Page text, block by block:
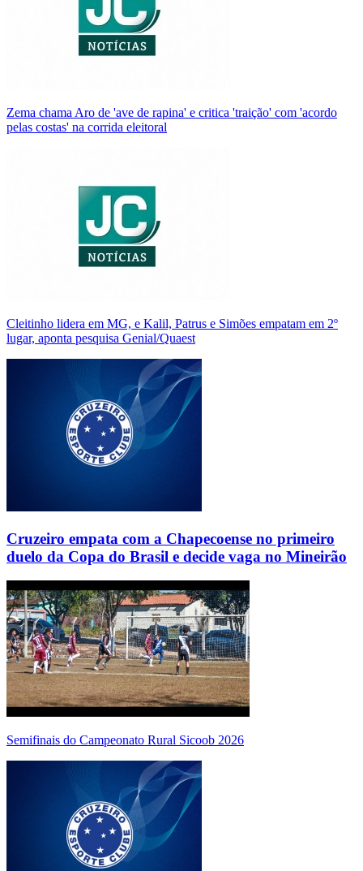
Zema chama Aro de 'ave de rapina' e critica 'traição' com 'acordo
pelas costas' na corrida eleitoral
Cleitinho lidera em MG, e Kalil, Patrus e Simões empatam em 2º
lugar, aponta pesquisa Genial/Quaest
Cruzeiro empata com a Chapecoense no primeiro
duelo da Copa do Brasil e decide vaga no Mineirão
Semifinais do Campeonato Rural Sicoob 2026